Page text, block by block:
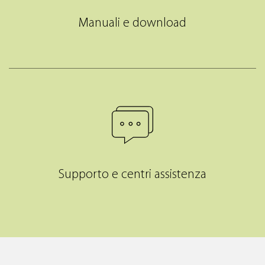
Manuali e download
Supporto e centri assistenza